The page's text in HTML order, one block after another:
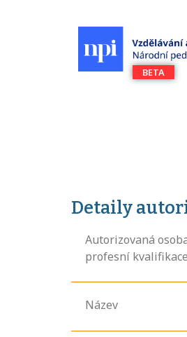
Detaily
Autorizovaná
profesní kvalifikace
Název